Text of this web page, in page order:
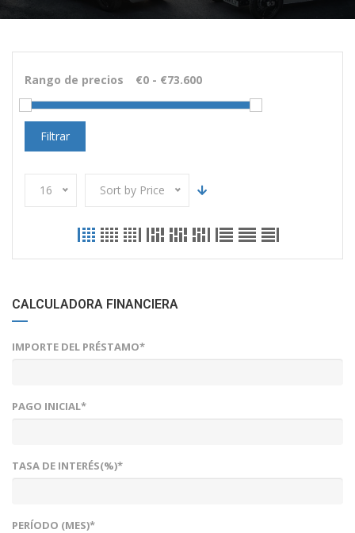
Rango de precios
Filtrar
16 Sort by Price
CALCULADORA FINANCIERA
IMPORTE DEL PRÉSTAMO*
PAGO INICIAL*
TASA DE INTERÉS(%)*
PERÍODO (MES)*